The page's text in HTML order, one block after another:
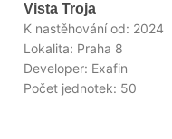
Vista Troja
K nastěhování od: 2024
Lokalita: Praha 8
Developer: Exafin
Počet jednotek: 50